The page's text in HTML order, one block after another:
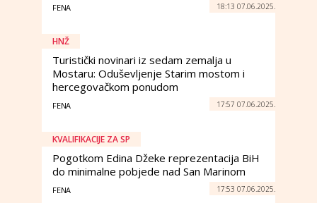
FENA 18:13 07.06.2025.
HNŽ
Turistički novinari iz sedam zemalja u
Mostaru: Oduševljenje Starim mostom i
hercegovačkom ponudom
FENA 17:57 07.06.2025.
KVALIFIKACIJE ZA SP
Pogotkom Edina Džeke reprezentacija BiH
do minimalne pobjede nad San Marinom
FENA 17:53 07.06.2025.